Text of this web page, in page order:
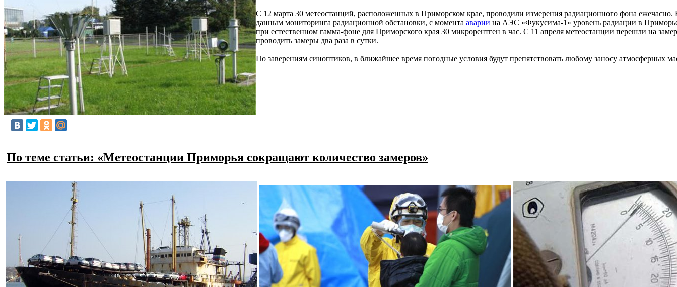
С 12 марта 30 метеостанций, расположенных в Приморском крае, проводили измерения радиационного фона
данным мониторинга радиационной обстановки, с момента аварии на АЭС «Фукусима-1» уровень радиации в
при естественном гамма-фоне для Приморского края 30 микрорентген в час. С 11 апреля метеостанции перешли на
проводить замеры два раза в сутки.
По заверениям синоптиков, в ближайшее время погодные условия будут препятствовать любому заносу
По теме статьи: «Метеостанции Приморья сокращают количество замеров»